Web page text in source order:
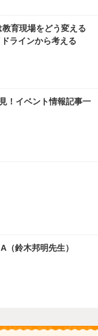
教育現場をどう変える
ラインから考える
！イベント情報記事一
（鈴木邦明先生）